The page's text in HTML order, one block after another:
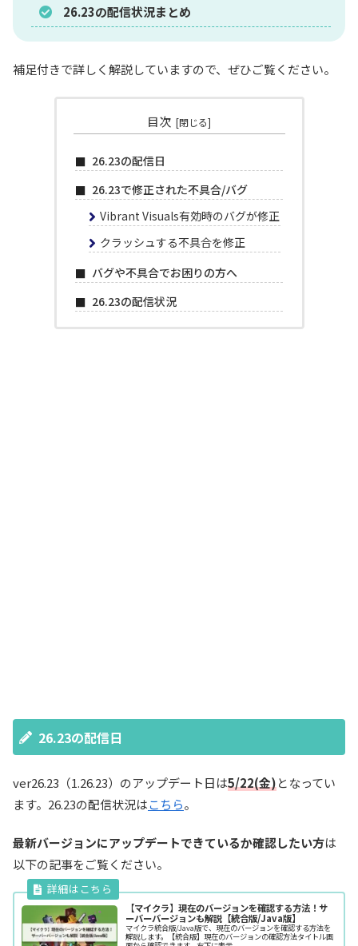
26.23の配信状況まとめ
補足付きで詳しく解説していますので、ぜひご覧ください。
目次
26.23の配信日
26.23で修正された不具合/バグ
Vibrant Visuals有効時のバグが修正
クラッシュする不具合を修正
バグや不具合でお困りの方へ
26.23の配信状況
26.23の配信日
ver26.23（1.26.23）のアップデート日は5/22(金)となってい
ます。26.23の配信状況はこちら。
最新バージョンにアップデートできているか確認したい方は
以下の記事をご覧ください。
【マイクラ】現在のバージョンを確認する方法！サ
ーバーバージョンも解説【統合版/Java版】
マイクラ統合版/Java版で、現在のバージョンを確認する方法を
解説します。【統合版】現在のバージョンの確認方法タイトル画